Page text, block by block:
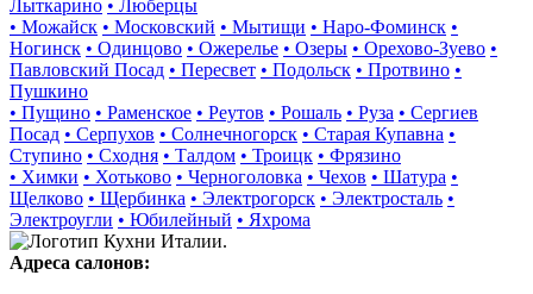
Лыткарино • Люберцы
• Можайск • Московский • Мытищи • Наро-Фоминск •
Ногинск • Одинцово • Ожерелье • Озеры • Орехово-Зуево •
Павловский Посад • Пересвет • Подольск • Протвино •
Пушкино
• Пущино • Раменское • Реутов • Рошаль • Руза • Сергиев
Посад • Серпухов • Солнечногорск • Старая Купавна •
Ступино • Сходня • Талдом • Троицк • Фрязино
• Химки • Хотьково • Черноголовка • Чехов • Шатура •
Щелково • Щербинка • Электрогорск • Электросталь •
Электроугли • Юбилейный • Яхрома
Адреса салонов: